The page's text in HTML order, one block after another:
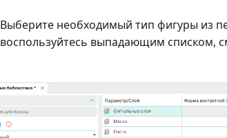
Выберите необходимый тип фигуры из
воспользуйтесь выпадающим списком,